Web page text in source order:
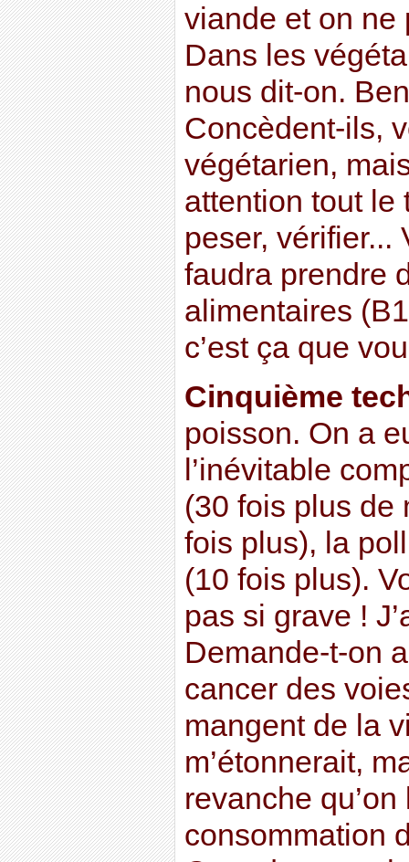
viande et on ne
Dans les
nous dit-on.
Concèdent-ils,
végétarien,
attention tout le
peser, vérifier...
faudra prendre
alimentaires
c’est ça que
Cinquième
poisson. On a
l’inévitable
(30 fois plus de
fois plus), la
(10 fois plus).
pas si grave !
Demande-t-on
cancer des
mangent de la
m’étonnerait,
revanche
consommation